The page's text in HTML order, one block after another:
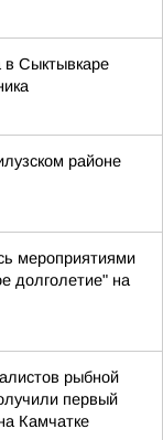
Сыктывкаре
районе
мероприятиями
долголетие" на
рыбной
первый
Камчатке